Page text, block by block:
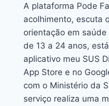
A plataforma Pode
acolhimento, escuta
orientação em
de 13 a 24 anos,
aplicativo meu SUS
App Store e no
com o Ministério da
serviço realiza uma